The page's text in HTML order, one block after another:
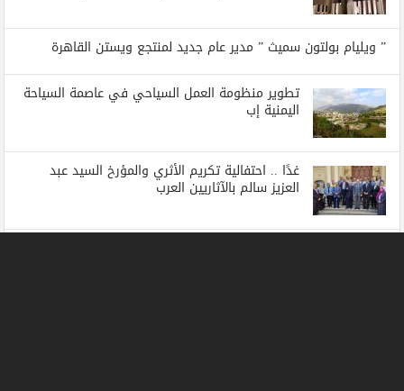
” ويليام بولتون سميث ” مدير عام جديد لمنتجع ويستن القاهرة
تطوير منظومة العمل السياحي في عاصمة السياحة
اليمنية إب
غدًا .. احتفالية تكريم الأثري والمؤرخ السيد عبد
العزيز سالم بالآثاريين العرب